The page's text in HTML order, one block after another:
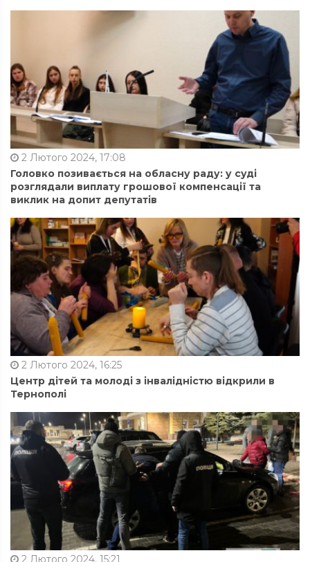
2 Лютого 2024, 17:08
Головко позивається на обласну раду: у суді
розглядали виплату грошової компенсації та
виклик на допит депутатів
2 Лютого 2024, 16:25
Центр дітей та молоді з інвалідністю відкрили в
Тернополі